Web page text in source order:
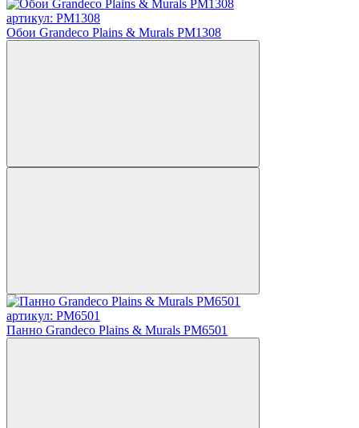
артикул: PM1308
Обои Grandeco Plains & Murals PM1308
артикул: PM6501
Панно Grandeco Plains & Murals PM6501